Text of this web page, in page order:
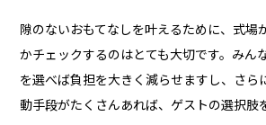
隙のないおもてなしを叶えるために、式場
かチェックするのはとても大切です。みん
を選べば負担を大きく減らせますし、さら
動手段がたくさんあれば、ゲストの選択肢